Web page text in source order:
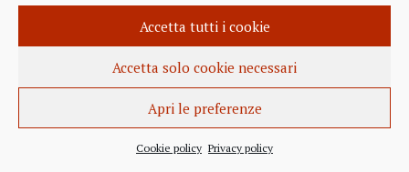
Accetta tutti i cookie
Accetta solo cookie necessari
Apri le preferenze
Cookie policy Privacy policy
INFORMAZIONE 27 APRILE 2022
Istanza per l’abrogazione
dell’obbligo vaccinale al Governo
Italiano e alla Commissione Europea
Europea per l’abrogazione della normativa